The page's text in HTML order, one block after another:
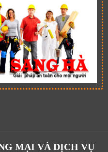
MẠI VÀ DỊCH VỤ